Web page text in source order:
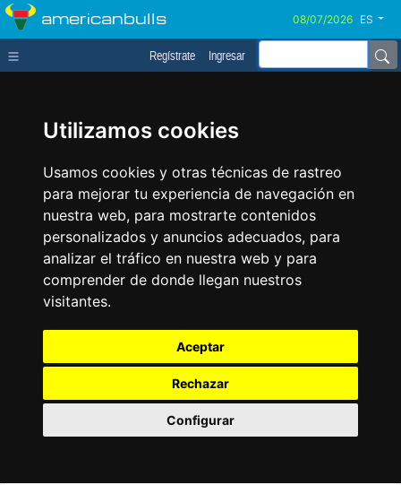
Utilizamos cookies
Usamos cookies y otras técnicas de rastreo
para mejorar tu experiencia de navegación en
nuestra web, para mostrarte contenidos
personalizados y anuncios adecuados, para
analizar el tráfico en nuestra web y para
comprender de donde llegan nuestros
visitantes.
Aceptar
Rechazar
Configurar
americanbulls ES
Regístrate Ingresar